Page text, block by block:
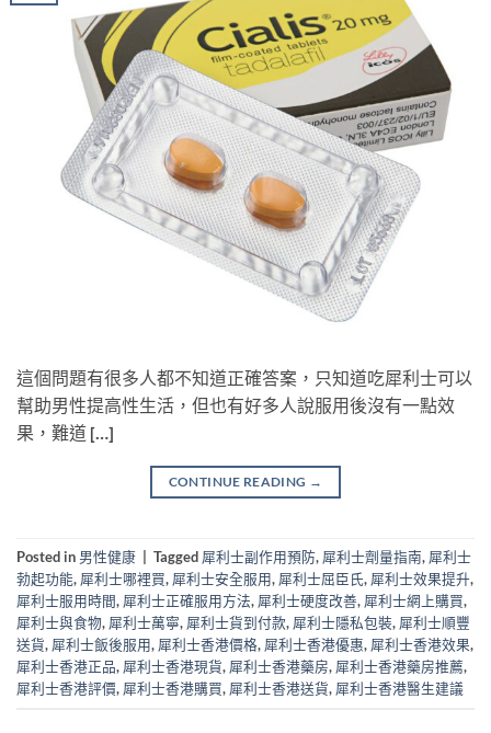
這個問題有很多人都不知道正確答案，只知道吃犀利士可以
幫助男性提高性生活，但也有好多人說服用後沒有一點效
果，難道 […]
CONTINUE READING →
Posted in 男性健康 Tagged 犀利士副作用預防, 犀利士劑量指南, 犀利士
勃起功能, 犀利士哪裡買, 犀利士安全服用, 犀利士屈臣氏, 犀利士效果提升,
犀利士服用時間, 犀利士正確服用方法, 犀利士硬度改善, 犀利士網上購買,
犀利士與食物, 犀利士萬寧, 犀利士貨到付款, 犀利士隱私包裝, 犀利士順豐
送貨, 犀利士飯後服用, 犀利士香港價格, 犀利士香港優惠, 犀利士香港效果,
犀利士香港正品, 犀利士香港現貨, 犀利士香港藥房, 犀利士香港藥房推薦,
犀利士香港評價, 犀利士香港購買, 犀利士香港送貨, 犀利士香港醫生建議